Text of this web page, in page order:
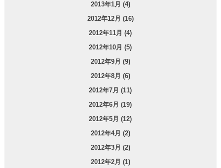
2013年1月 (4)
2012年12月 (16)
2012年11月 (4)
2012年10月 (5)
2012年9月 (9)
2012年8月 (6)
2012年7月 (11)
2012年6月 (19)
2012年5月 (12)
2012年4月 (2)
2012年3月 (2)
2012年2月 (1)